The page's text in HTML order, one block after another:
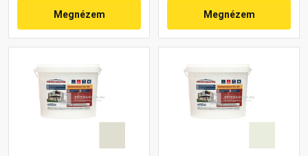
Megnézem Megnézem